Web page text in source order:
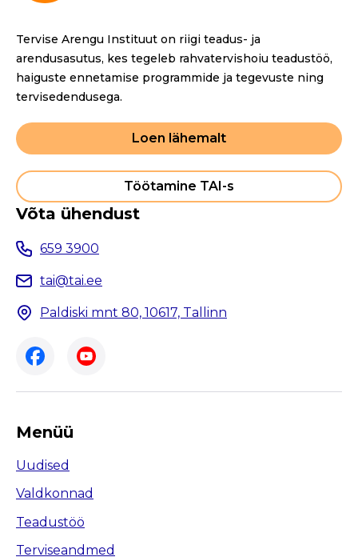
Tervise Arengu Instituut on riigi teadus- ja
arendusasutus, kes tegeleb rahvatervishoiu teadustöö,
haiguste ennetamise programmide ja tegevuste ning
tervisedendusega.
Loen lähemalt
Töötamine TAI-s
Võta ühendust
659 3900
tai@tai.ee
Paldiski mnt 80, 10617, Tallinn
Menüü
Uudised
Valdkonnad
Teadustöö
Terviseandmed